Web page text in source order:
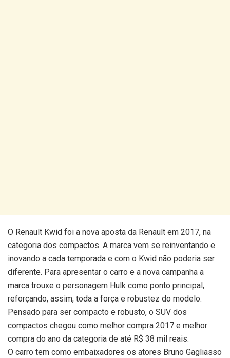
O Renault Kwid foi a nova aposta da Renault em 2017, na
categoria dos compactos. A marca vem se reinventando e
inovando a cada temporada e com o Kwid não poderia ser
diferente. Para apresentar o carro e a nova campanha a
marca trouxe o personagem Hulk como ponto principal,
reforçando, assim, toda a força e robustez do modelo.
Pensado para ser compacto e robusto, o SUV dos
compactos chegou como melhor compra 2017 e melhor
compra do ano da categoria de até R$ 38 mil reais.
O carro tem como embaixadores os atores Bruno Gagliasso